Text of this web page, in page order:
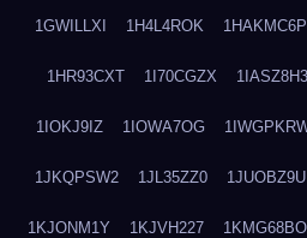
1GWILLXI 1H4L4ROK 1HAKMC6P
1HR93CXT 1I70CGZX 1IASZ8H3
1IOKJ9IZ 1IOWA7OG
1JKQPSW2 1JL35ZZ0 1JUOBZ9U
1KJONM1Y 1KJVH227 1KMG68BO